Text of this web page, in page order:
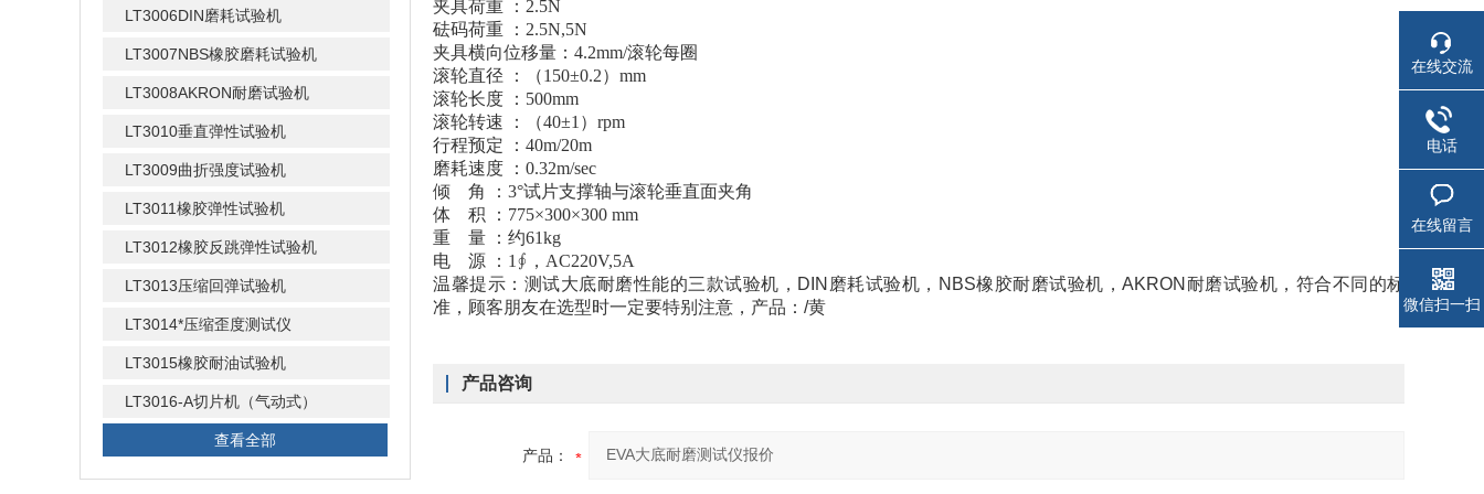
LT3006DIN磨耗试验机
LT3007NBS橡胶磨耗试验机
LT3008AKRON耐磨试验机
LT3010垂直弹性试验机
LT3009曲折强度试验机
LT3011橡胶弹性试验机
LT3012橡胶反跳弹性试验机
LT3013压缩回弹试验机
LT3014*压缩歪度测试仪
LT3015橡胶耐油试验机
LT3016-A切片机（气动式）
查看全部
夹具荷重 ：2.5N
砝码荷重 ：2.5N,5N
夹具横向位移量：4.2mm/滚轮每圈
滚轮直径 ：（150±0.2）mm
滚轮长度 ：500mm
滚轮转速 ：（40±1）rpm
行程预定 ：40m/20m
磨耗速度 ：0.32m/sec
倾 角 ：3°试片支撑轴与滚轮垂直面夹角
体 积 ：775×300×300 mm
重 量 ：约61kg
电 源 ：1∮，AC220V,5A
温馨提示：测试大底耐磨性能的三款试验机，DIN磨耗试验机，NBS橡胶耐磨试验机，AKRON耐磨试验机，符合不同的标
准，顾客朋友在选型时一定要特别注意，产品：/黄
产品咨询
产品：
在线交流
电话
在线留言
微信扫一扫